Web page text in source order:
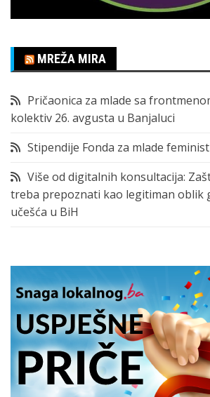
MREŽA MIRA
Pričaonica za mlade sa
kolektiv 26. avgusta u Banjaluci
Stipendije Fonda za mlade
Više od digitalnih konsultacija:
treba prepoznati kao legitiman oblik
učešća u BiH